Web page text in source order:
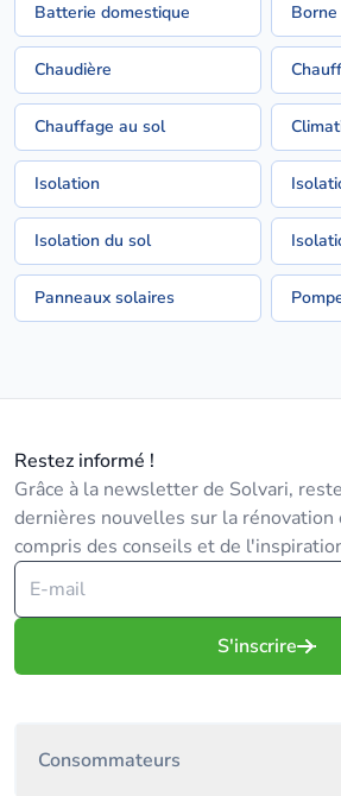
Batterie domestique
Chaudière
Chauffage au sol
Isolation
Isolation du sol
Panneaux solaires
Restez informé !
Grâce à la newsletter de Solvari,
dernières nouvelles sur la
compris des conseils et de
S'inscrire
Consommateurs